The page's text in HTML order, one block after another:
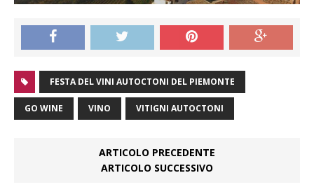
FESTA DEL VINI AUTOCTONI DEL PIEMONTE
GO WINE VINO VITIGNI AUTOCTONI
ARTICOLO PRECEDENTE
ARTICOLO SUCCESSIVO